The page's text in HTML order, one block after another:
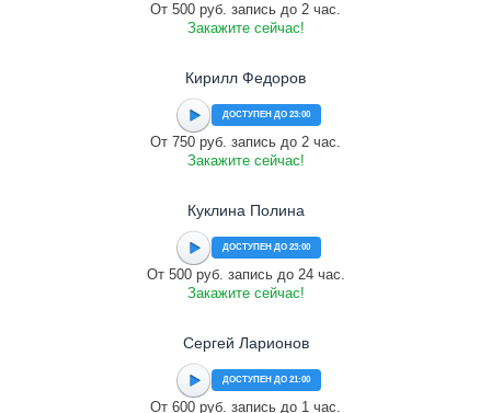
От 500 руб. запись до 2 час.
Закажите сейчас!
Кирилл Федоров
ДОСТУПЕН ДО 23:00
От 750 руб. запись до 2 час.
Закажите сейчас!
Куклина Полина
ДОСТУПЕН ДО 23:00
От 500 руб. запись до 24 час.
Закажите сейчас!
Сергей Ларионов
ДОСТУПЕН ДО 21:00
От 600 руб. запись до 1 час.